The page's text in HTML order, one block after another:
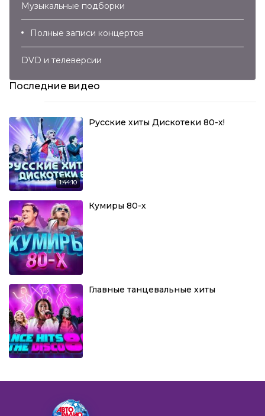
Музыкальные подборки
Полные записи концертов
DVD и телеверсии
Последние видео
1:44:10
Русские хиты Дискотеки 80-х!
Кумиры 80-х
Главные танцевальные хиты